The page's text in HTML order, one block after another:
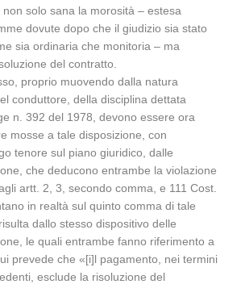
solo sana la morosità – estesa
dovute dopo che il giudizio sia stato
sia ordinaria che monitoria – ma
del contratto.
proprio muovendo dalla natura
conduttore, della disciplina dettata
n. 392 del 1978, devono essere ora
mosse a tale disposizione, con
tenore sul piano giuridico, dalle
che deducono entrambe la violazione
artt. 2, 3, secondo comma, e 111 Cost.
in realtà sul quinto comma di tale
dallo stesso dispositivo delle
le quali entrambe fanno riferimento a
prevede che «[i]l pagamento, nei termini
esclude la risoluzione del